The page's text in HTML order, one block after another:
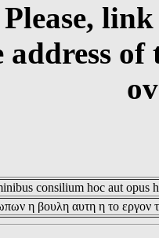
Please,
address
consilium hoc aut opus
η βουλη αυτη η το εργον